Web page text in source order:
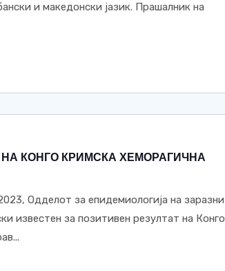
и македонски јазик. Прашалник на
КОНГО КРИМСКА ХЕМОРАГИЧНА
Одделот за епидемиологија на заразни
известен за позитивен резултат на Конго